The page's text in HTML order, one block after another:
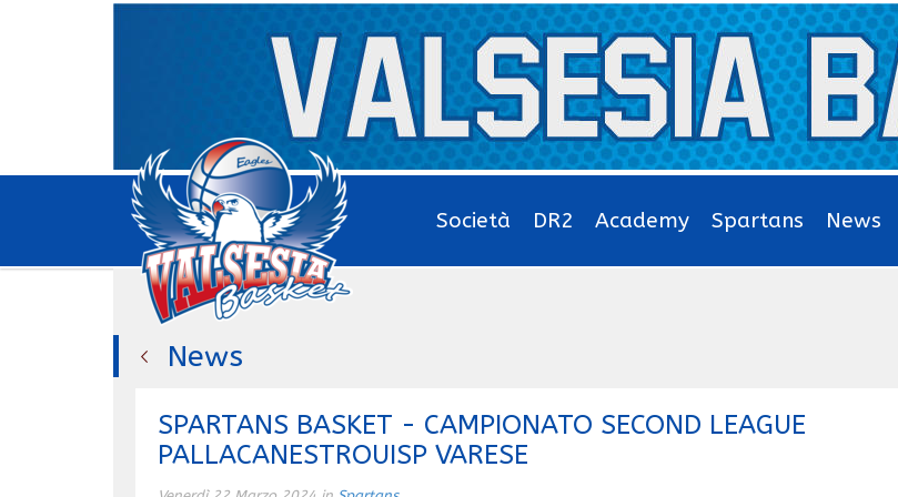
Società DR2 Academy Spartans News
News
SPARTANS BASKET - CAMPIONATO SECOND LEAGUE
PALLACANESTROUISP VARESE